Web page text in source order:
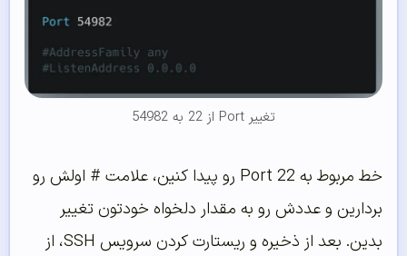
تغییر Port از 22 به 54982
خط مربوط به Port 22 رو پیدا کنین، علامت # اولش رو
بردارین و عددش رو به مقدار دلخواه خودتون تغییر
بدین. بعد از ذخیره و ریستارت کردن سرویس SSH، از